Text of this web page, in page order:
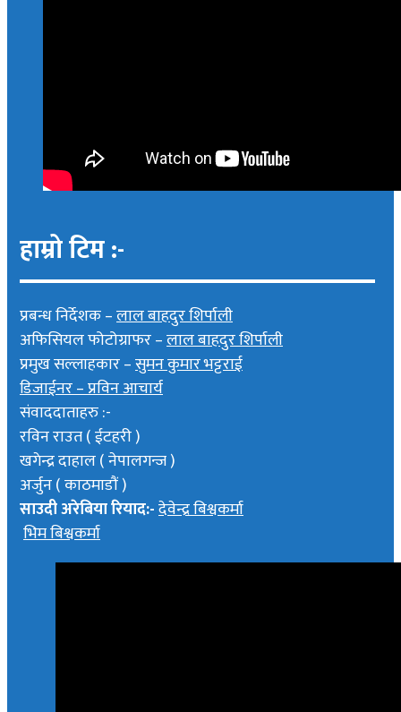
हाम्रो टिम :-
प्रबन्ध निर्देशक –लाल बाहदुर शिर्पाली
अफिसियल फोटोग्राफर –लाल बाहदुर शिर्पाली
प्रमुख सल्लाहकार –सुमन कुमार भट्टराई
डिजाईनर – प्रविन आचार्य
संवाददाताहरु :-
रविन राउत ( ईटहरी )
खगेन्द्र दाहाल ( नेपालगन्ज )
अर्जुन ( काठमाडौं )
साउदी अरेबिया रियाद:-देवेन्द्र बिश्वकर्मा
भिम बिश्वकर्मा